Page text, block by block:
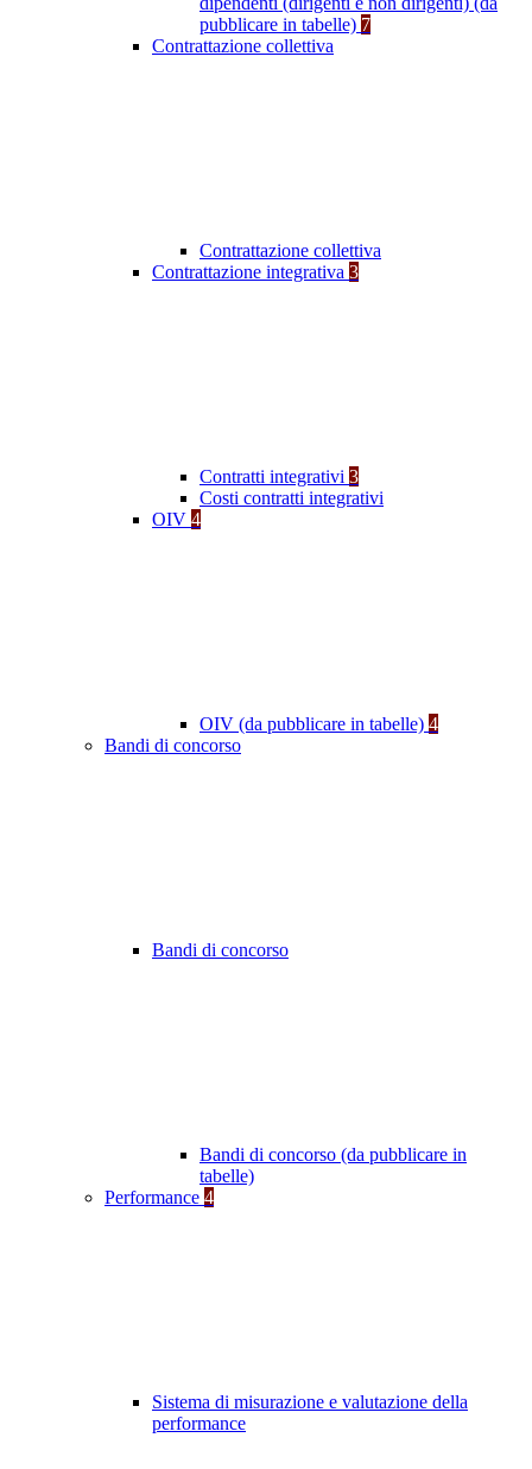
pubblicare in tabelle) 7
Contrattazione collettiva
Contrattazione collettiva
Contrattazione integrativa 3
Contratti integrativi 3
Costi contratti integrativi
OIV 4
OIV (da pubblicare in tabelle) 4
Bandi di concorso
Bandi di concorso
Bandi di concorso (da pubblicare in
tabelle)
Performance 4
Sistema di misurazione e valutazione della
performance